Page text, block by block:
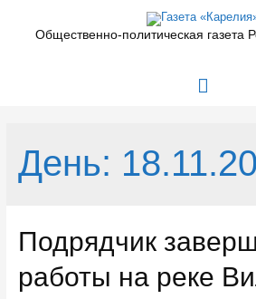
содержимомуОбщественно-политическая газета
День:
Подрядчик
работы на реке